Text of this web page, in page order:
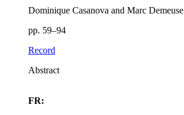
Dominique Casanova and Marc Demeuse
pp. 59–94
Record
Abstract
FR: